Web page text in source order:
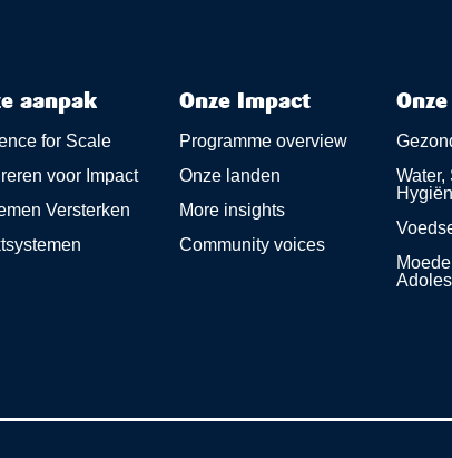
aanpak
for Scale
voor Impact
Versterken
Onze Impact
Programme overview
Onze landen
More insights
Community voices
Water,